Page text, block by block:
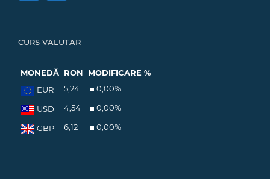
CURS VALUTAR
MONEDĂ RON
MODIFICARE %
EUR
5,24 0,00%
USD 4,54 0,00%
GBP 6,12 0,00%